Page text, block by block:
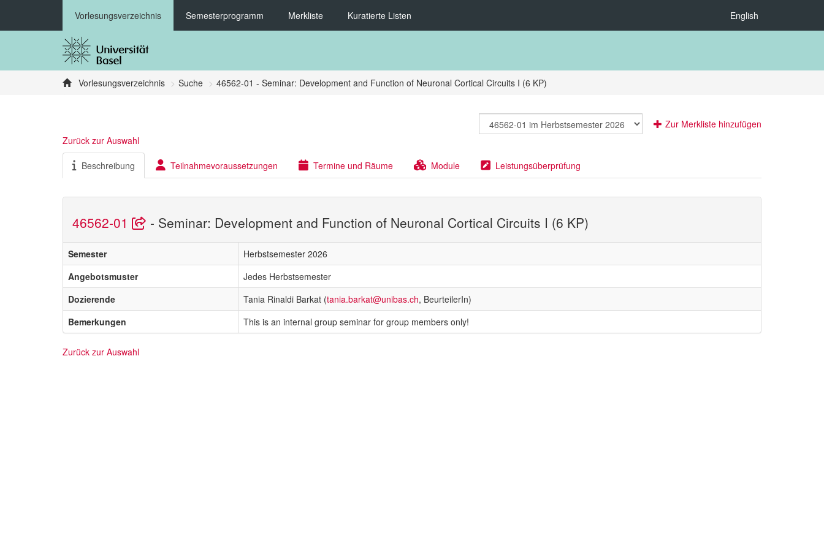
Vorlesungsverzeichnis Semesterprogramm Merkliste Kuratierte Listen English
Vorlesungsverzeichnis Suche 46562-01 - Seminar: Development and Function of Neuronal Cortical Circuits I (6 KP)
Zur Merkliste hinzufügen
Zurück zur Auswahl
Beschreibung Teilnahmevoraussetzungen Termine und Räume Module Leistungsüberprüfung
46562-01 - Seminar: Development and Function of Neuronal Cortical Circuits I (6 KP)
Semester
Herbstsemester 2026
Angebotsmuster
Jedes Herbstsemester
Dozierende
Tania Rinaldi Barkat (tania.barkat@unibas.ch, BeurteilerIn)
Bemerkungen
This is an internal group seminar for group members only!
Zurück zur Auswahl